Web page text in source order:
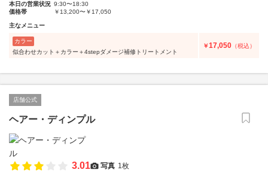
本日の営業状況 9:30〜18:30
価格帯
￥13,200〜￥17,050
主なメニュー
カラー
似合わせカット＋カラー＋4stepダメージ補修トリートメント
￥17,050 （税込）
店舗公式
ヘアー・ディンプル
3.01 写真 1枚